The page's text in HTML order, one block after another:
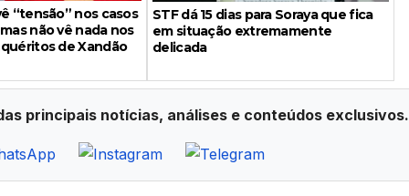
“tensão” nos casos
não vê nada nos
de Xandão
STF dá 15 dias para Soraya que fica
em situação extremamente
delicada
principais notícias, análises e conteúdos exclusivos.